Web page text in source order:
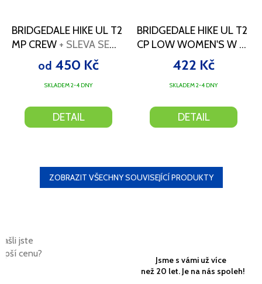
jste
cenu?
Jsme s vámi už více
než 20 let. Je na nás spoleh!
BRIDGEDALE HIKE UL T2
MP CREW + SLEVA SE
SLEVOVÝM KÓDEM
SKLADEM 2-4 DNY
od 450 Kč
DETAIL
BRIDGEDALE HIKE UL T2
CP LOW WOMEN'S W +
SLEVA SE SLEVOVÝM
SKLADEM 2-4 DNY
422 Kč
DETAIL
ZOBRAZIT VŠECHNY SOUVISEJÍCÍ PRODUKTY